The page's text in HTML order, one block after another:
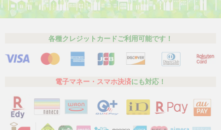
各種クレジットカードご利用可能です！
電子マネー・スマホ決済にも対応！